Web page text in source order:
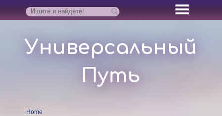
Универсальный
Путь
Home